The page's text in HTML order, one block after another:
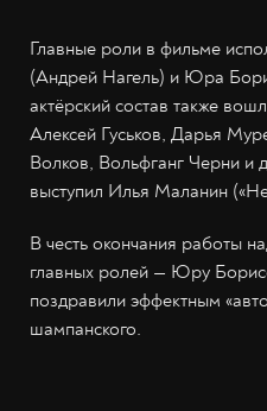
Главные роли в фильме
(Андрей Нагель) и Юра
актёрский состав также
Алексей Гуськов, Дарья
Волков, Вольфганг Черни и
выступил Илья Маланин
В честь окончания работы
главных ролей — Юру
поздравили эффектным
шампанского.